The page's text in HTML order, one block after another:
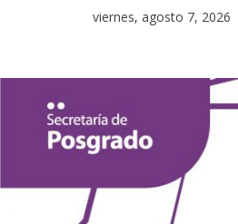
viernes, agosto 7, 2026